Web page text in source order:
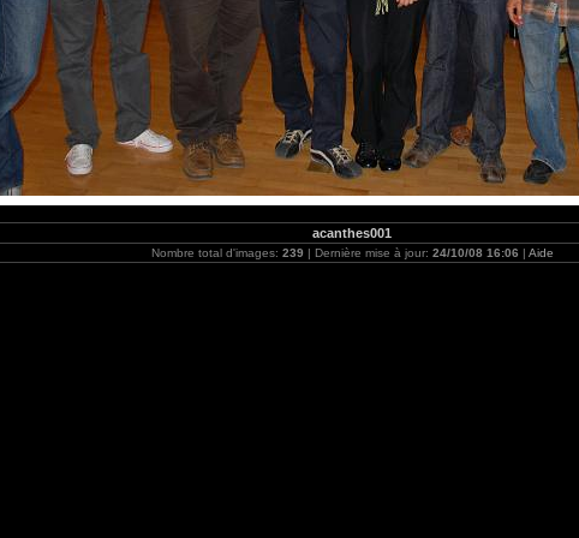
acanthes001
Nombre total d'images: 239 | Dernière mise à jour: 24/10/08 16:06 | Aide